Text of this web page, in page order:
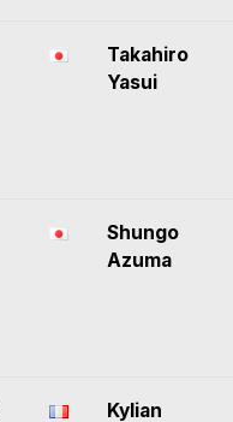
Takahiro
Yasui
Shungo
Azuma
Kylian